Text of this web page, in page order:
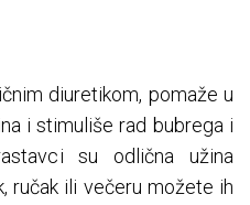
diuretikom, pomaže u
i stimuliše rad bubrega i
su odlična užina
ručak ili večeru možete ih